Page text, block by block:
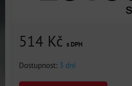
514 Kč s DPH
Dostupnost: 3 dni